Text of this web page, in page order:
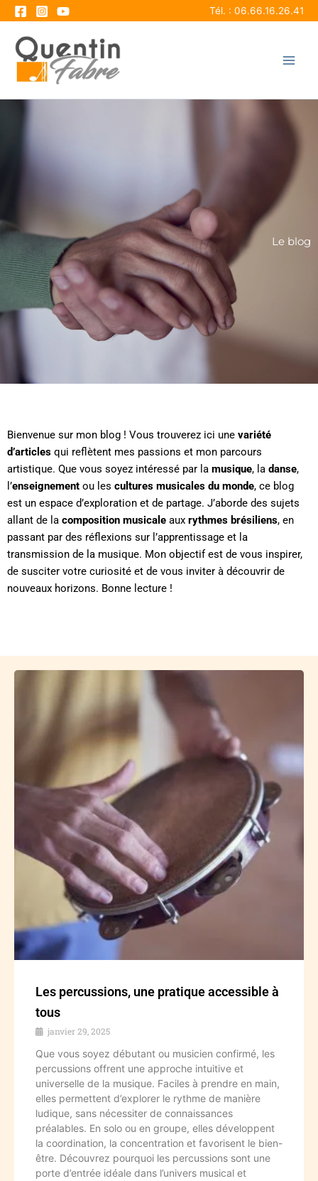
Aller
au
contenu
Tél. : 06.66.16.26.41
Le blog
Bienvenue sur mon blog ! Vous trouverez ici une variété
d’articles qui reflètent mes passions et mon parcours
artistique. Que vous soyez intéressé par la musique, la danse,
l’enseignement ou les cultures musicales du monde, ce blog
est un espace d’exploration et de partage. J’aborde des sujets
allant de la composition musicale aux rythmes brésiliens, en
passant par des réflexions sur l’apprentissage et la
transmission de la musique. Mon objectif est de vous inspirer,
de susciter votre curiosité et de vous inviter à découvrir de
nouveaux horizons. Bonne lecture !
Les percussions, une pratique accessible à
tous
janvier 29, 2025
Que vous soyez débutant ou musicien confirmé, les
percussions offrent une approche intuitive et
universelle de la musique. Faciles à prendre en main,
elles permettent d’explorer le rythme de manière
ludique, sans nécessiter de connaissances
préalables. En solo ou en groupe, elles développent
la coordination, la concentration et favorisent le bien-
être. Découvrez pourquoi les percussions sont une
porte d’entrée idéale dans l’univers musical et